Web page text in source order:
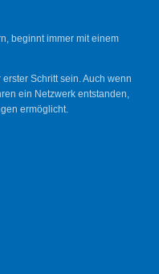
beginnt immer mit einem
Schritt sein. Auch wenn
ein Netzwerk entstanden,
ermöglicht.